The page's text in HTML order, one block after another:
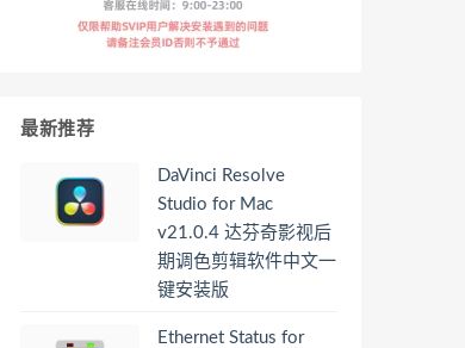
最新推荐
DaVinci Resolve
Studio for Mac
v21.0.4 达芬奇影视后
期调色剪辑软件中文一
键安装版
Ethernet Status for